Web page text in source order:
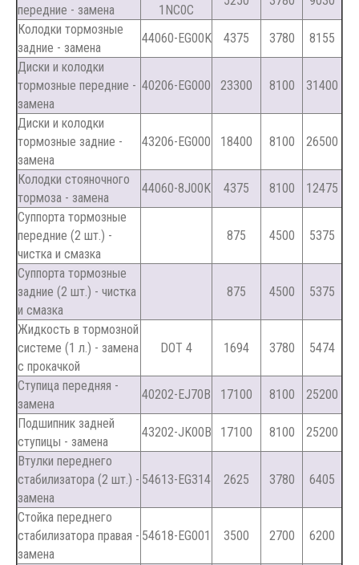
передние - замена 1NC0C
Колодки тормозные
задние - замена
44060-EG00K 4375 3780
8155
Диски и колодки
тормозные передние -
замена
40206-EG000 23300 8100 31400
Диски и колодки
тормозные задние -
замена
43206-EG000 18400 8100 26500
Колодки стояночного
тормоза - замена
44060-8J00K 4375 8100
12475
Суппорта тормозные
передние (2 шт.) -
чистка и смазка
875 4500 5375
Суппорта тормозные
задние (2 шт.) - чистка
и смазка
875 4500 5375
Жидкость в тормозной
системе (1 л.) - замена
с прокачкой
DOT 4 1694 3780 5474
Ступица передняя -
замена
40202-EJ70B 17100 8100
25200
Подшипник задней
ступицы - замена
43202-JK00B 17100 8100
25200
Втулки переднего
стабилизатора (2 шт.) -
замена
54613-EG314 2625 3780 6405
Стойка переднего
стабилизатора правая -
замена
54618-EG001 3500 2700 6200